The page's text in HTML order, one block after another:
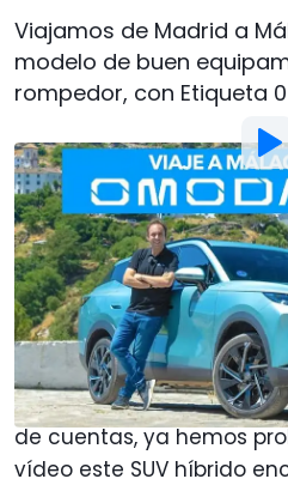
Viajamos de Madrid a
modelo de buen
rompedor, con Etiqueta
Por:Javier Llorente
9 Jula las20:00
Si eres lector habitual de
nombre delOMODA 7ya
de cuentas, ya hemos
vídeo este SUV híbrido